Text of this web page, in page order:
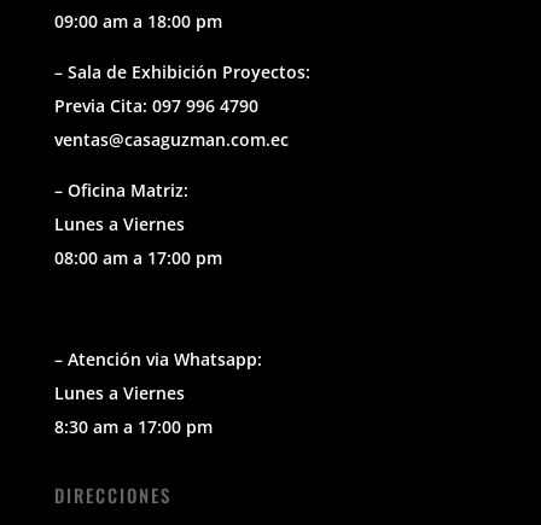
09:00 am a 18:00 pm
– Sala de Exhibición Proyectos:
Previa Cita: 097 996 4790
ventas@casaguzman.com.ec
– Oficina Matriz:
Lunes a Viernes
08:00 am a 17:00 pm
– Atención via Whatsapp:
Lunes a Viernes
8:30 am a 17:00 pm
DIRECCIONES